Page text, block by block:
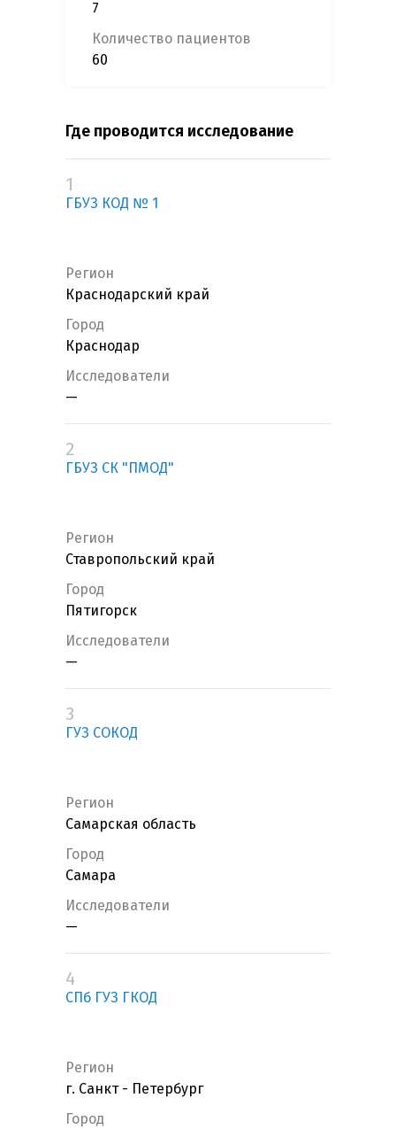
7
Количество пациентов
60
Где проводится исследование
1
ГБУЗ КОД № 1
Регион
Краснодарский край
Город
Краснодар
Исследователи
—
2
ГБУЗ СК "ПМОД"
Регион
Ставропольский край
Город
Пятигорск
Исследователи
—
3
ГУЗ СОКОД
Регион
Самарская область
Город
Самара
Исследователи
—
4
СПб ГУЗ ГКОД
Регион
г. Санкт - Петербург
Город